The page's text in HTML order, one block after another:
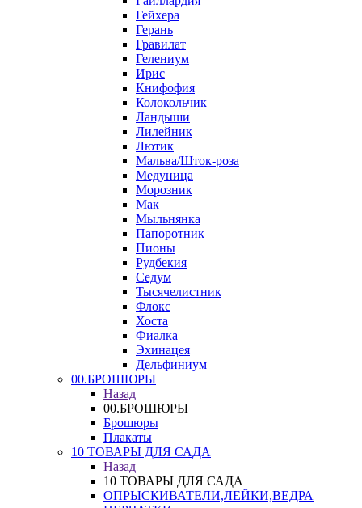
Гейхера
Герань
Гравилат
Гелениум
Ирис
Книфофия
Колокольчик
Ландыши
Лилейник
Лютик
Мальва/Шток-роза
Медуница
Морозник
Мак
Мыльнянка
Папоротник
Пионы
Рудбекия
Седум
Тысячелистник
Флокс
Хоста
Фиалка
Эхинацея
Дельфиниум
00.БРОШЮРЫ
Назад
00.БРОШЮРЫ
Брошюры
Плакаты
10 ТОВАРЫ ДЛЯ САДА
Назад
10 ТОВАРЫ ДЛЯ САДА
ОПРЫСКИВАТЕЛИ,ЛЕЙКИ,ВЕДРА